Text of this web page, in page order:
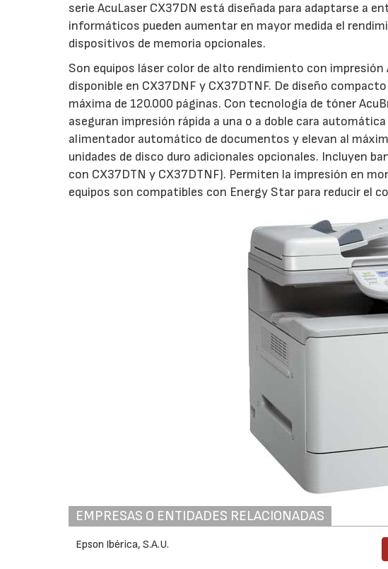
serie AcuLaser CX37DN está diseñada para adaptarse a
informáticos pueden aumentar en mayor medida el
dispositivos de memoria opcionales.
Son equipos láser color de alto rendimiento con
disponible en CX37DNF y CX37DTNF. De diseño
máxima de 120.000 páginas. Con tecnología de tóner
aseguran impresión rápida a una o a doble cara
alimentador automático de documentos y elevan al
unidades de disco duro adicionales opcionales. Incluyen
con CX37DTN y CX37DTNF). Permiten la impresión en
equipos son compatibles con Energy Star para reducir el
EMPRESAS O ENTIDADES RELACIONADAS
Epson Ibérica, S.A.U.